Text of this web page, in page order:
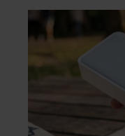
herinneringen
samen en werd